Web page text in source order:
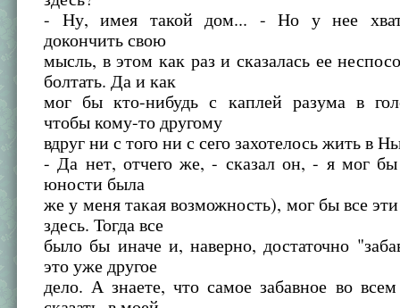
- Ну, имея такой дом... - Но у нее
докончить свою
мысль, в этом как раз и сказалась ее
болтать. Да и как
мог бы кто-нибудь с каплей разума в
чтобы кому-то другому
вдруг ни с того ни с сего захотелось жить в
- Да нет, отчего же, - сказал он, - я мог
юности была
же у меня такая возможность), мог бы все
здесь. Тогда все
было бы иначе и, наверно, достаточно
это уже другое
дело. А знаете, что самое забавное во